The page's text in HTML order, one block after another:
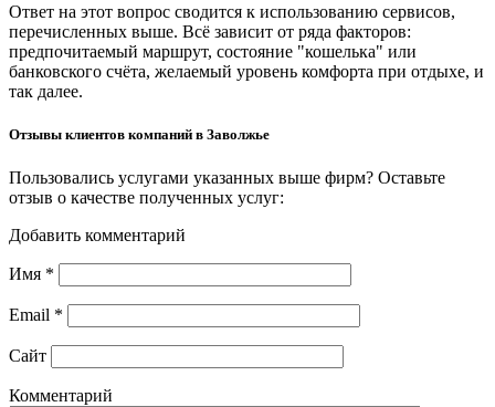
Ответ на этот вопрос сводится к использованию сервисов,
перечисленных выше. Всё зависит от ряда факторов:
предпочитаемый маршрут, состояние "кошелька" или
банковского счёта, желаемый уровень комфорта при отдыхе, и
так далее.
Отзывы клиентов компаний в Заволжье
Пользовались услугами указанных выше фирм? Оставьте
отзыв о качестве полученных услуг:
Добавить комментарий
Имя *
Email *
Сайт
Комментарий